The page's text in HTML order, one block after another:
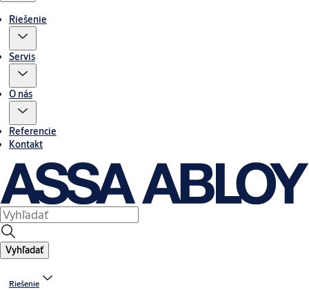
Riešenie
Servis
O nás
Referencie
Kontakt
Vyhľadať
Riešenie